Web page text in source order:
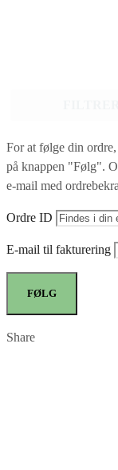
For at følge din
på knappen "Følg".
e-mail med
Ordre ID
E-mail til fakturering
FØLG
Share